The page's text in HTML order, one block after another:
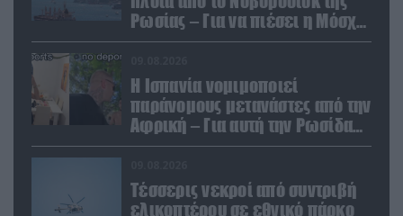
Ρωσίας – Για να πιέσει η Μόσχα
το Ιράν;
Η Ισπανία νομιμοποιεί
παράνομους μετανάστες από την
Αφρική – Για αυτή την Ρωσίδα
όμως επέλεξαν την απέλαση
Τέσσερις νεκροί από συντριβή
ελικοπτέρου σε εθνικό πάρκο